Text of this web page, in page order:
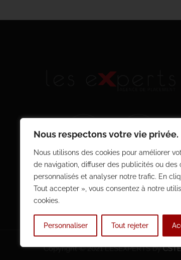
Nous respectons votre vie privée.
Nous utilisons des cookies pour améliorer
de navigation, diffuser des publicités ou des
personnalisés et analyser notre trafic. En
Tout accepter », vous consentez à notre
cookies.
Personnaliser Tout rejeter
Copyright © 2021 LESEXPERTS byCSTE